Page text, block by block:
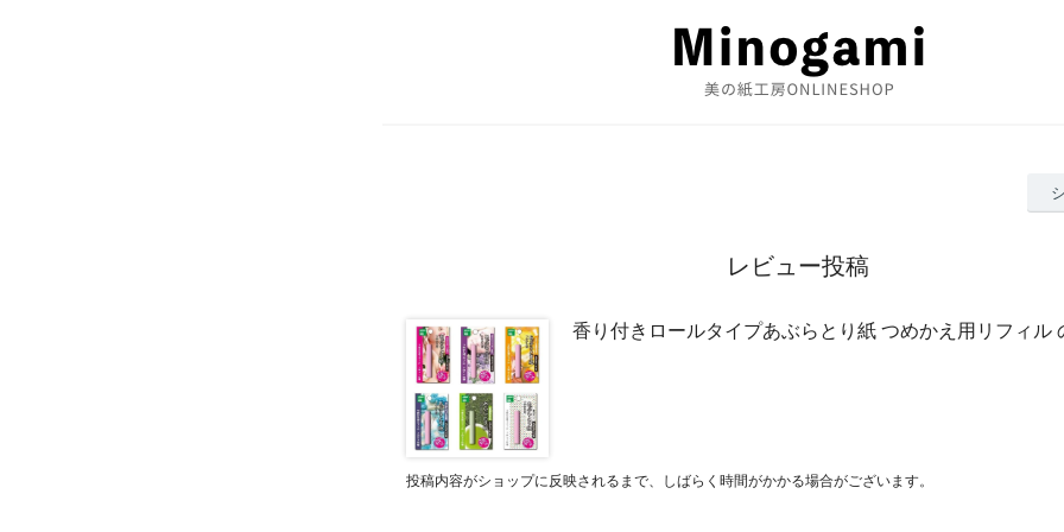
レビュー投稿
香り付きロールタイプあぶらとり紙 つめかえ用リフィル
投稿内容がショップに反映されるまで、しばらく時間がかかる場合がございます。